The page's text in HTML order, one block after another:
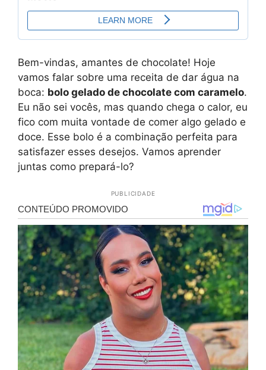
Bem-vindas, amantes de chocolate! Hoje
vamos falar sobre uma receita de dar água na
boca: bolo gelado de chocolate com caramelo.
Eu não sei vocês, mas quando chega o calor, eu
fico com muita vontade de comer algo gelado e
doce. Esse bolo é a combinação perfeita para
satisfazer esses desejos. Vamos aprender
juntas como prepará-lo?
PUBLICIDADE